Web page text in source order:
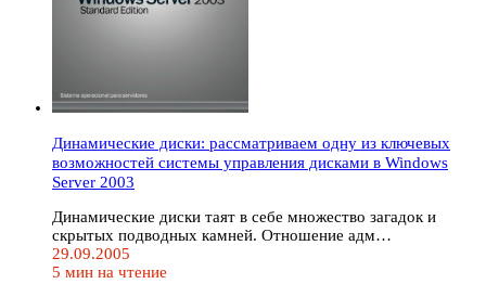
Динамические диски: рассматриваем одну из ключевых
возможностей системы управления дисками в Windows
Server 2003
Динамические диски таят в себе множество загадок и
скрытых подводных камней. Отношение адм…
29.09.2005
5 мин на чтение